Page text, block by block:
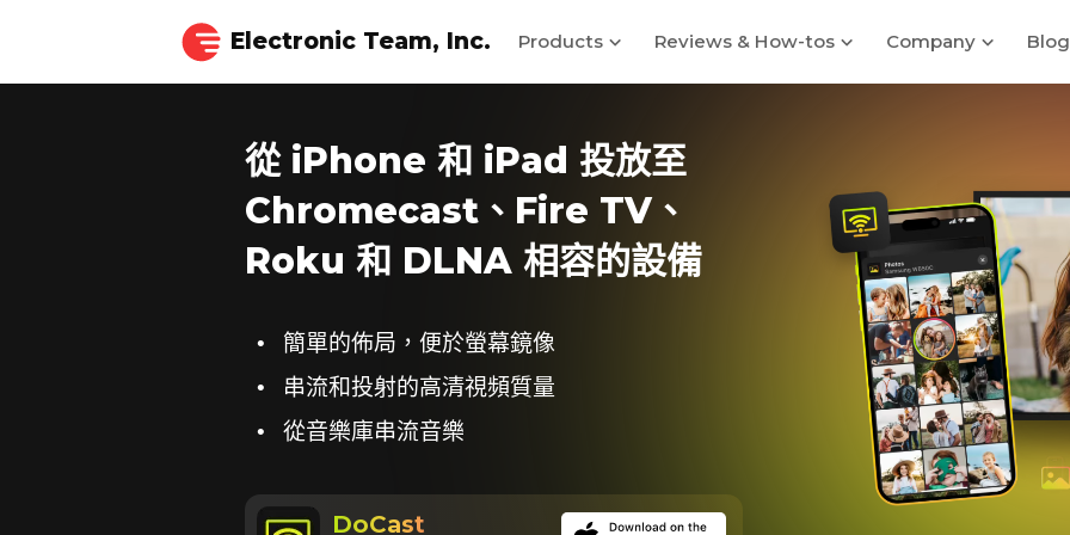
Electronic Team, Inc. Products Reviews & How-tos Company Blog
從 iPhone 和 iPad 投放至
Chromecast、Fire TV、
Roku 和 DLNA 相容的設備
簡單的佈局，便於螢幕鏡像
串流和投射的高清視頻質量
從音樂庫串流音樂
DoCast